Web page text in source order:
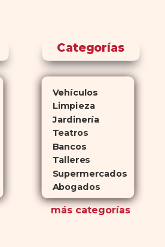
Categorías
Vehículos
Limpieza
Jardinería
Teatros
Bancos
Talleres
Supermercados
Abogados
más categorías